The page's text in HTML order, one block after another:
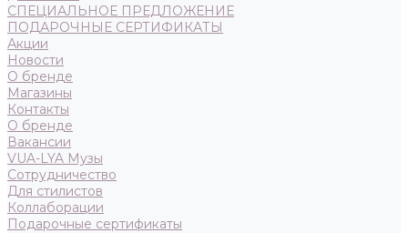
СПЕЦИАЛЬНОЕ ПРЕДЛОЖЕНИЕ
ПОДАРОЧНЫЕ СЕРТИФИКАТЫ
Акции
Новости
О бренде
Магазины
Контакты
О бренде
Вакансии
VUA-LYA Музы
Сотрудничество
Для стилистов
Коллаборации
Подарочные сертификаты